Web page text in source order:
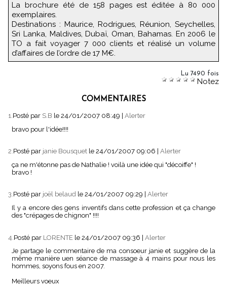
La brochure été de 158 pages est éditée à 80 000
exemplaires.
Destinations : Maurice, Rodrigues, Réunion, Seychelles,
Sri Lanka, Maldives, Dubaï, Oman, Bahamas. En 2006 le
TO a fait voyager 7 000 clients et réalisé un volume
d’affaires de l’ordre de 17 M€.
Lu 7490 fois
Notez
COMMENTAIRES
1.Posté par S.B le 24/01/2007 08:49
Alerter
bravo pour l'idée!!!!
2.Posté par janie Bousquet le 24/01/2007 09:06
Alerter
ça ne m'étonne pas de Nathalie ! voilà une idée qui "décoiffe" !
bravo !
3.Posté par joël belaud le 24/01/2007 09:29
Alerter
Il y a encore des gens inventifs dans cette profession et ça change
des "crépages de chignon" !!!!
4. Posté par LORENTE le 24/01/2007 09:36 | Alerter
Je partage le commentaire de ma consoeur janie et suggère de la
même manière uen séance de massage à 4 mains pour nous les
hommes, soyons fous en 2007.
Meilleurs voeux